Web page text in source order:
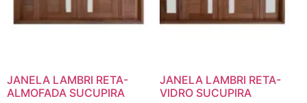
JANELA LAMBRI RETA-
ALMOFADA SUCUPIRA
JANELA LAMBRI RETA-
VIDRO SUCUPIRA